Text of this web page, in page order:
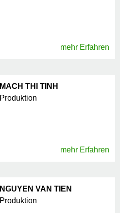
mehr Erfahren
MACH THI TINH
Produktion
mehr Erfahren
NGUYEN VAN TIEN
Produktion